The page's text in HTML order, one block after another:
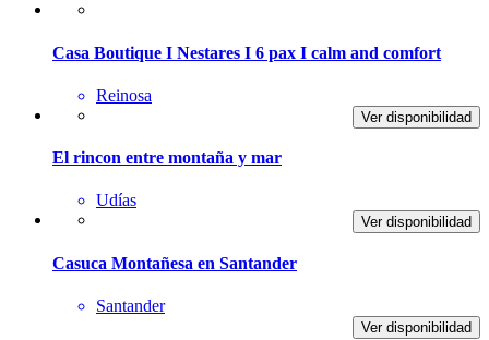
Casa Boutique I Nestares I 6 pax I calm and comfort
Reinosa
Ver disponibilidad
El rincon entre montaña y mar
Udías
Ver disponibilidad
Casuca Montañesa en Santander
Santander
Ver disponibilidad